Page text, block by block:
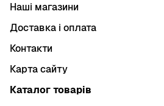
Наші магазини
Доставка і оплата
Контакти
Карта сайту
Каталог товарів